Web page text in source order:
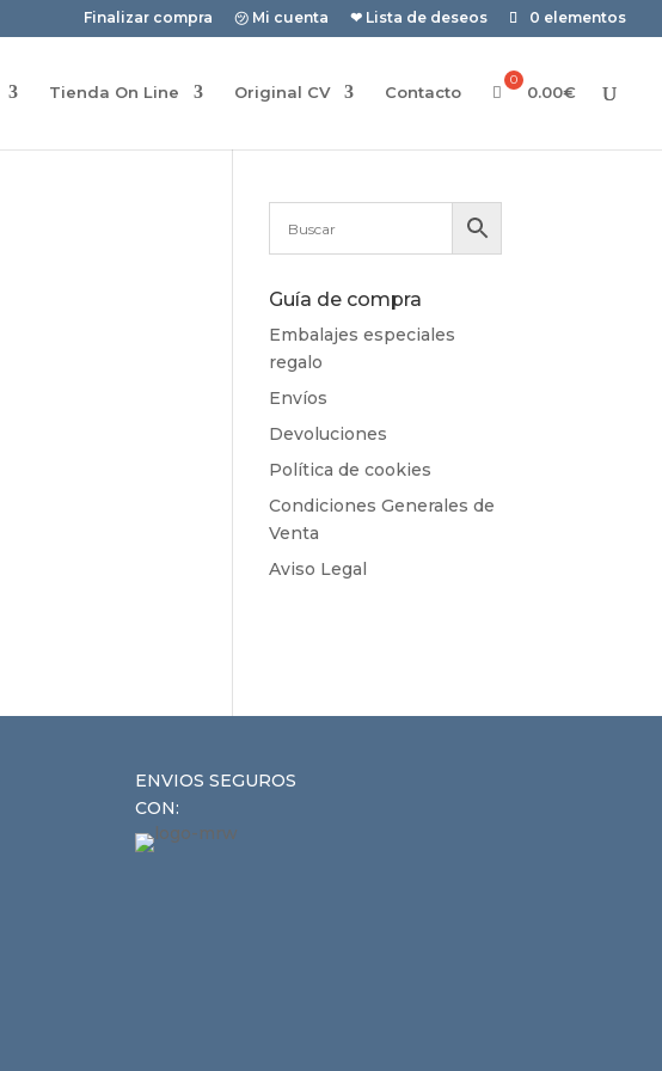
Finalizar compra ㋡ Mi cuenta ❤ Lista de deseos 0 elementos
Tienda On Line Original CV Contacto 0.00€
Guía de compra
Embalajes especiales
regalo
Envíos
Devoluciones
Política de cookies
Condiciones Generales de
Venta
Aviso Legal
ENVIOS SEGUROS
CON: